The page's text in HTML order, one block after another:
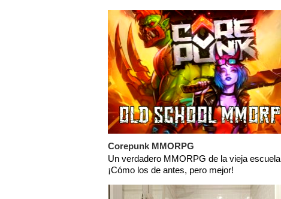
Corepunk MMORPG
Un verdadero MMORPG de la vieja escuela
¡Cómo los de antes, pero mejor!